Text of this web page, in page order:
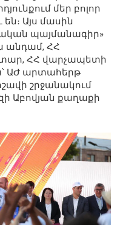
մեր բոլոր
Այս մասին
պայմանագիր»
անդամ, ՀՀ
ՀՀ վարչապետի
ԱԺ արտահերթ
շրջանակում
Աբովյան քաղաքի